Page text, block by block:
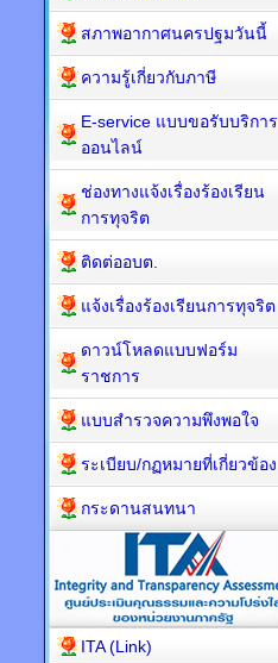
สภาพอากาศนครปฐมวันนี้
ความรู้เกี่ยวกับภาษี
E-service แบบขอรับบริการ
ออนไลน์
ช่องทางแจ้งเรื่องร้องเรียน
การทุจริต
ติดต่ออบต.
แจ้งเรื่องร้องเรียนการทุจริต
ดาวน์โหลดแบบฟอร์ม
ราชการ
แบบสำรวจความพึงพอใจ
ระเบียบ/กฏหมายที่เกี่ยวข้อง
กระดานสนทนา
ITA (Link)